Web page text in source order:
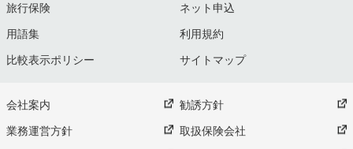
旅行保険 ネット申込
用語集 利用規約
比較表示ポリシー サイトマップ
会社案内 勧誘方針
業務運営方針 取扱保険会社